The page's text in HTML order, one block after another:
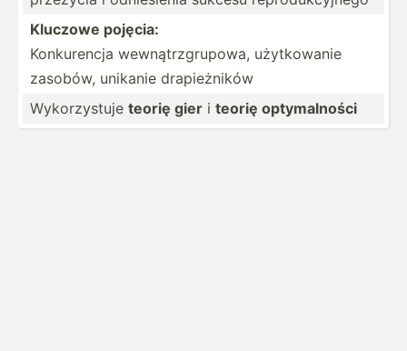
Kluczowe pojęcia:
Konkurencja wewnąt­rzg­rupowa, użytko­wanie
zasobów, unikanie drapie­żników
Wykorz­ystuje teorię gier i teorię optyma­lności